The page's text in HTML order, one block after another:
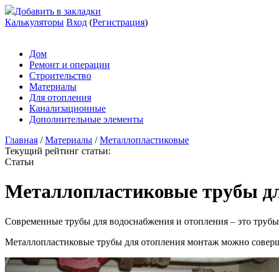
Добавить в закладки
Калькуляторы Вход (Регистрация)
Дом
Ремонт и операции
Строительство
Материалы
Для отопления
Канализационные
Дополнительные элементы
Главная /Материалы /Металлопластиковые
Текущий рейтинг статьи:
Статьи
Металлопластиковые трубы
Современные трубы для водоснабжения и отопления – это
Металлопластиковые трубы для отопления монтаж можно